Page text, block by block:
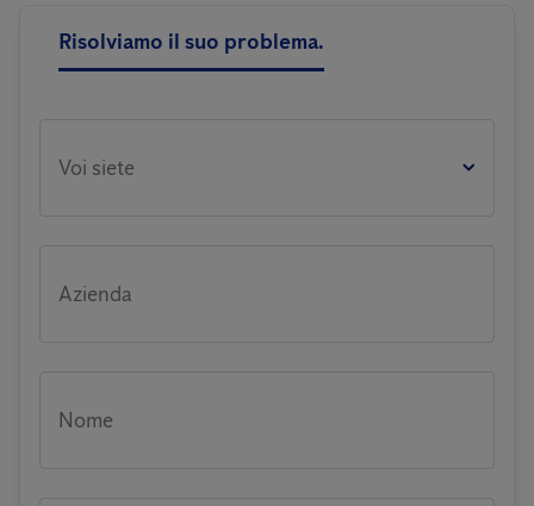
Risolviamo il suo problema.
Voi siete
Azienda
Nome